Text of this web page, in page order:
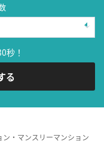
秒！
る
・マンスリーマンション